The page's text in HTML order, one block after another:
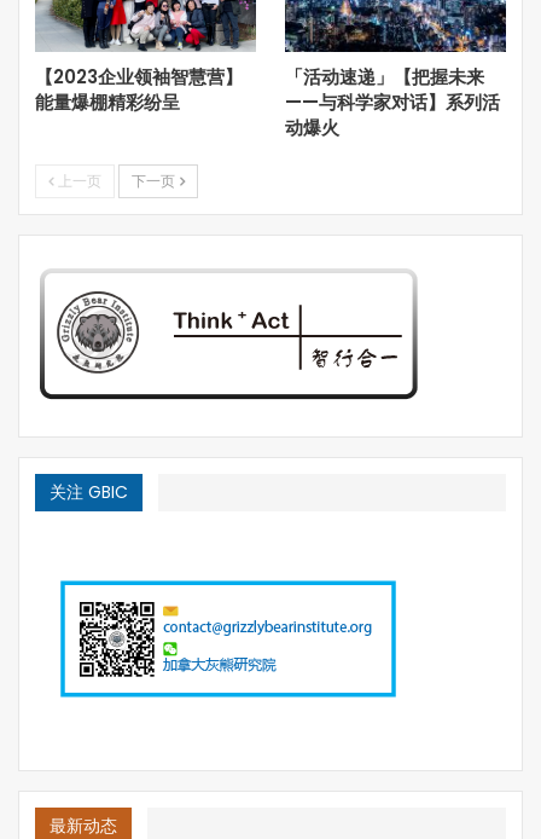
的历经近20年，可以称的上是史无前例的退耕还林、天然
林保护工程，对我国的天然林保护与长江、黄河的水土保持
起了很好的作用。中国是世界上森林面积增加最快的国家，
也是仅有少数森林覆盖率持续提高的国家。虽然森林的覆盖
率的增加，并不意味的森林生态功能也就恢复的了，但是森
林生态环境的改善是有目共睹的。
荒山变绿洲，生态工程造林前后的对比
因素比较多。一是，近十年来的盲目的房地产开发，给本来
就比较脆弱的城市基础设施增加了很大的负担，城市排水体
系根本就没有办法达到排泄强降水的能力。城市内看海景就
【2023企业领袖智慧营】
能量爆棚精彩纷呈
「活动速递」【把握未来
——与科学家对话】系列活
动爆火
上一页 下一页
关注 GBIC
最新动态